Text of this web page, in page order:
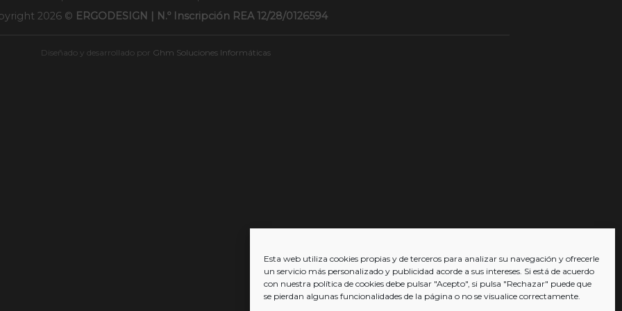
Esta web utiliza cookies propias y de terceros para analizar su navegación y ofrecerle
un servicio más personalizado y publicidad acorde a sus intereses. Si está de acuerdo
con nuestra política de cookies debe pulsar "Acepto", si pulsa "Rechazar" puede que
se pierdan algunas funcionalidades de la página o no se visualice correctamente.
2026 © ERGODESIGN | N.º Inscripción REA 12/28/0126594
Diseñado y desarrollado por Ghm Soluciones Informáticas